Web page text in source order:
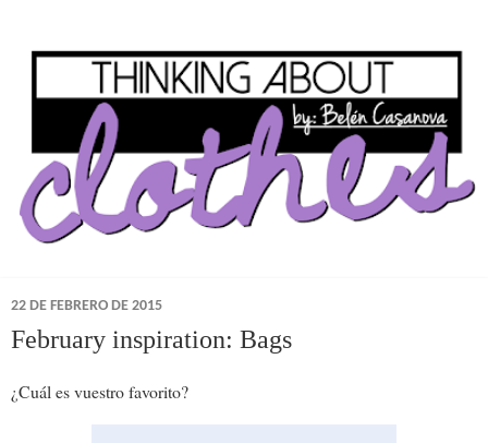
22 DE FEBRERO DE 2015
February inspiration: Bags
¿Cuál es vuestro favorito?